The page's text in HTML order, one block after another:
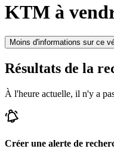
KTM à
Moins d'informations sur ce
Résultats de la
À l'heure actuelle, il n'y a
Créer une alerte de